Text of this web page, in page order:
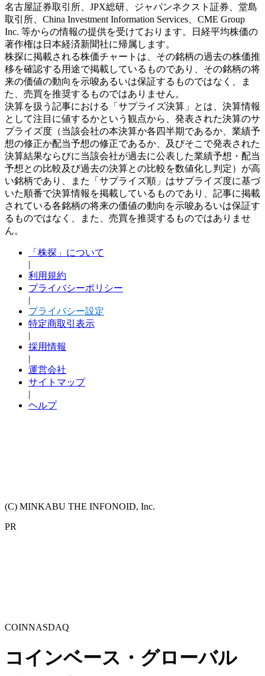
名古屋証券取引所、JPX総研、ジャパンネクスト証券、堂島
取引所、China Investment Information Services、CME Group
Inc. 等からの情報の提供を受けております。日経平均株価の
著作権は日本経済新聞社に帰属します。
株探に掲載される株価チャートは、その銘柄の過去の株価推
移を確認する用途で掲載しているものであり、その銘柄の将
来の価値の動向を示唆あるいは保証するものではなく、ま
た、売買を推奨するものではありません。
決算を扱う記事における「サプライズ決算」とは、決算情報
として注目に値するかという観点から、発表された決算のサ
プライズ度（当該会社の本決算か各四半期であるか、業績予
想の修正か配当予想の修正であるか、及びそこで発表された
決算結果ならびに当該会社が過去に公表した業績予想・配当
予想との比較及び過去の決算との比較を数値化し判定）が高
い銘柄であり、また「サプライズ順」はサプライズ度に基づ
いた順番で決算情報を掲載しているものであり、記事に掲載
されている各銘柄の将来の価値の動向を示唆あるいは保証す
るものではなく、また、売買を推奨するものではありませ
ん。
「株探」について
|
利用規約
プライバシーポリシー
|
プライバシー設定
特定商取引表示
|
採用情報
|
運営会社
サイトマップ
|
ヘルプ
(C) MINKABU THE INFONOID, Inc.
PR
COINNASDAQ
コインベース・グローバル